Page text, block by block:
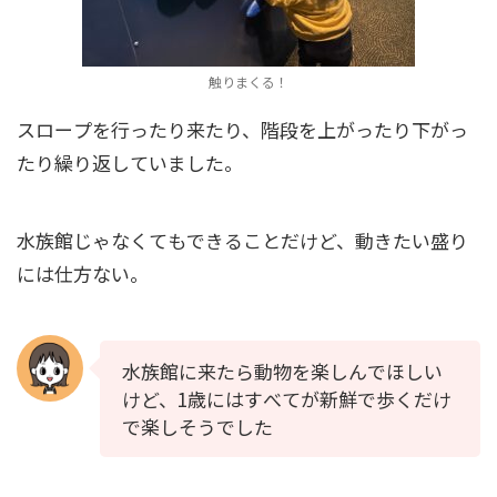
触りまくる！
スロープを行ったり来たり、階段を上がったり下がっ
たり繰り返していました。
水族館じゃなくてもできることだけど、動きたい盛り
には仕方ない。
水族館に来たら動物を楽しんでほしい
けど、1歳にはすべてが新鮮で歩くだけ
で楽しそうでした